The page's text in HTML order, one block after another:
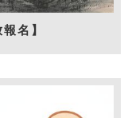
名】